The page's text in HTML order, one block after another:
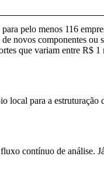
pelo menos 116
novos componentes ou
que variam entre R$ 1
local para a estruturação
contínuo de análise.